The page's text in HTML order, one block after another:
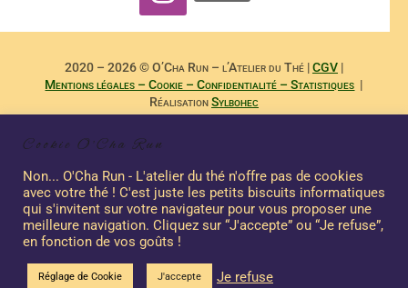
2020 – 2026 © O’Cha Run – l’Atelier du Thé |CGV|
Mentions légales – Cookie – Confidentialité – Statistiques |
RéalisationSylbohec
Photographies deNicole Boubee Photographe
Ce site a été financé à l’aide du FEDER dans le cadre de la réponse de
l’Union européenne à la pandémie COVID-19. L’Europe s’engage à La
Réunion.
Cookie O'Cha Run
Non... O'Cha Run - L'atelier du thé n'offre pas de cookies
avec votre thé ! C'est juste les petits biscuits informatiques
qui s'invitent sur votre navigateur pour vous proposer une
meilleure navigation. Cliquez sur “J'accepte” ou “Je refuse”,
en fonction de vos goûts !
Réglage de Cookie J'accepte Je refuse